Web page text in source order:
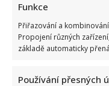
Funkce
Přiřazování a
Propojení různých
základě automaticky
Používání přesných